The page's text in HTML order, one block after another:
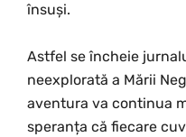
însuși.
Astfel se încheie
neexplorată a Mării
aventura va continua
speranța că fiecare